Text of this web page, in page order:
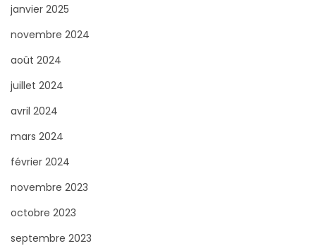
janvier 2025
novembre 2024
août 2024
juillet 2024
avril 2024
mars 2024
février 2024
novembre 2023
octobre 2023
septembre 2023